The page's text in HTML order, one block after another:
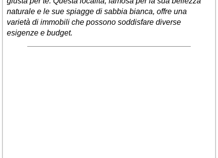
naturale e le sue spiagge di sabbia bianca, offre una
varietà di immobili che possono soddisfare diverse
esigenze e budget.